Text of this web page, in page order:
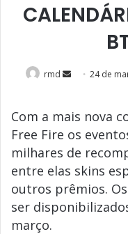
rmd
Mande
mail
24 de
Com a mais nova
Free Fire os
milhares de
entre elas skins
outros prêmios.
ser
março.